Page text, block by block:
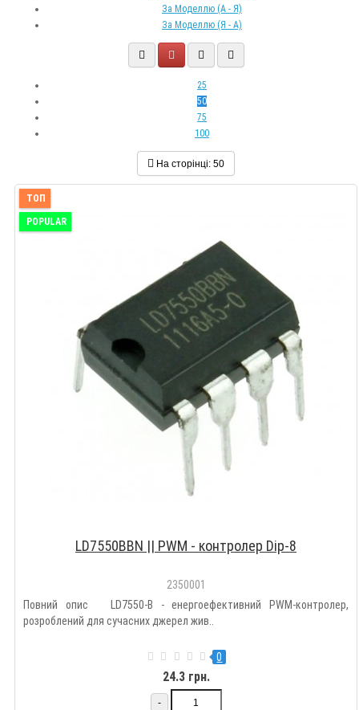
За Моделлю (A - Я)
За Моделлю (Я - A)
25
50
75
100
На сторінці: 50
ТОП
POPULAR
LD7550BBN || PWM - контролер Dip-8
2350001
Повний опис LD7550-B - енергоефективний PWM-контролер,
розроблений для сучасних джерел жив..
0
24.3 грн.
-